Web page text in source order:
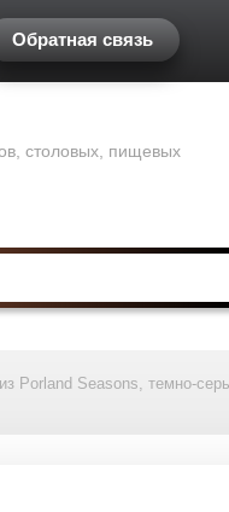
Обратная связь
столовых, пищевых
Porland Seasons, темно-